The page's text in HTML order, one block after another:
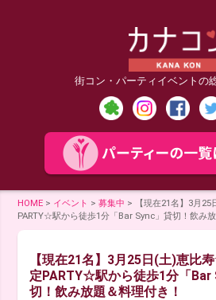
街コン・パーティイベントの
HOME > イベント >募集中 >
【現在21名】3月
PARTY☆駅から徒歩1分「Bar Sync」貸切！飲み放
【現在21名】3月25日(土)恵比
定PARTY☆駅から徒歩1分「Bar
切！飲み放題＆料理付き！